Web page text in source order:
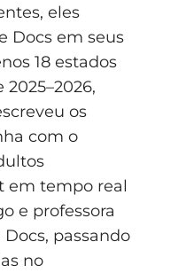
eles
Docs em seus
18 estados
os
com o
em tempo real
e professora
passando
no